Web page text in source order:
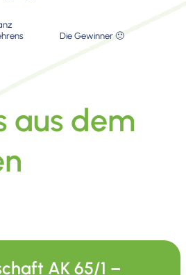
Die Gewinner 🙂
aus dem
AK 65/1 –